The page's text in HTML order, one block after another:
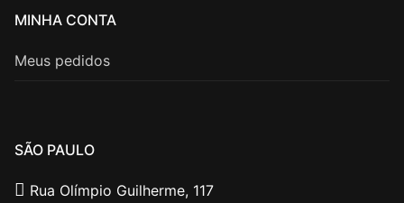
MINHA CONTA
Meus pedidos
SÃO PAULO
Rua Olímpio Guilherme, 117